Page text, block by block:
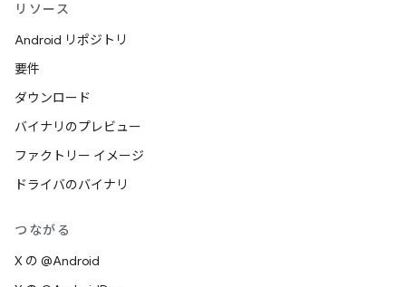
リソース
Android リポジトリ
要件
ダウンロード
バイナリのプレビュー
ファクトリー イメージ
ドライバのバイナリ
つながる
X の @Android